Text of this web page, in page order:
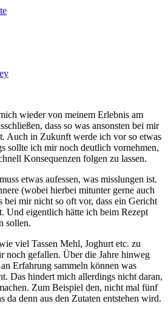
wieder von meinem Erlebnis am
dass so was ansonsten bei mir
Auch in Zukunft werde ich vor so etwas
sollte ich mir noch deutlich vornehmen,
Konsequenzen folgen zu lassen.
etwas aufessen, was misslungen ist.
(wobei hierbei mitunter gerne auch
bei mir nicht so oft vor, dass ein Gericht
Und eigentlich hätte ich beim Rezept
sollen.
viel Tassen Mehl, Joghurt etc. zu
noch gefallen. Über die Jahre hinweg
Erfahrung sammeln können was
Das hindert mich allerdings nicht daran,
Zum Beispiel den, nicht mal fünf
da denn aus den Zutaten entstehen wird.